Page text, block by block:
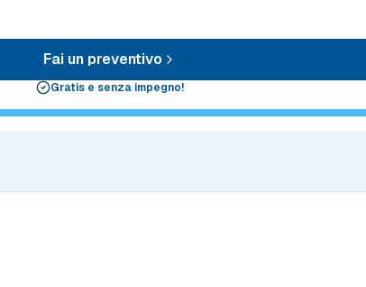
Fai un preventivo
Gratis e senza impegno!